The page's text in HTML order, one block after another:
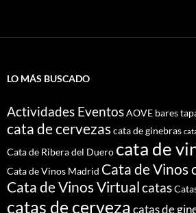
LO MÁS BUSCADO
Actividades EventosAOVE bares
cata de cervezascata de ginebras
Cata de Ribera del Duero cata de
Cata de Vinos Madrid Cata de Vinos
Cata de Vinos Virtualcatas
catas de cervezacatas de